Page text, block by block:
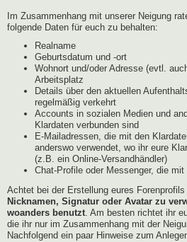
Im Zusammenhang mit unserer Neigung
folgende Daten für euch zu behalten:
Realname
Geburtsdatum und -ort
Wohnort und/oder Adresse (evtl.
Arbeitsplatz
Details über den aktuellen
regelmäßig verkehrt
Accounts in sozialen Medien und
Klardaten verbunden sind
E-Mailadressen, die mit den
anderswo verwendet, wo ihr eure
(z.B. ein Online-Versandhändler)
Chat-Profile oder Messenger, die
Achtet bei der Erstellung eures Forenprofils
Nicknamen, Signatur oder Avatar zu
woanders benutzt. Am besten richtet ihr
die ihr nur im Zusammenhang mit der
Nachfolgend ein paar Hinweise zum